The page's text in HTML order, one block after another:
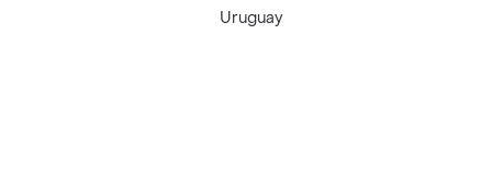
Uruguay